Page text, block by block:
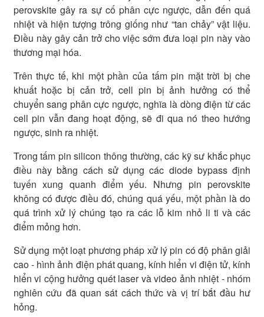
perovskite gây ra sự cố phân cực ngược, dẫn đến quá
nhiệt và hiện tượng trông giống như “tan chảy” vật liệu.
Điều này gây cản trở cho việc sớm đưa loại pin này vào
thương mại hóa.
Trên thực tế, khi một phần của tấm pin mặt trời bị che
khuất hoặc bị cản trở, cell pin bị ảnh hưởng có thể
chuyển sang phân cực ngược, nghĩa là dòng điện từ các
cell pin vẫn đang hoạt động, sẽ đi qua nó theo hướng
ngược, sinh ra nhiệt.
Trong tấm pin silicon thông thường, các kỹ sư khắc phục
điều này bằng cách sử dụng các diode bypass định
tuyến xung quanh điểm yếu. Nhưng pin perovskite
không có được điều đó, chúng quá yếu, một phần là do
quá trình xử lý chúng tạo ra các lỗ kim nhỏ li ti và các
điểm mỏng hơn.
Sử dụng một loạt phương pháp xử lý pin có độ phân giải
cao - hình ảnh điện phát quang, kính hiển vi điện tử, kính
hiển vi cộng hưởng quét laser và video ảnh nhiệt - nhóm
nghiên cứu đã quan sát cách thức và vị trí bắt đầu hư
hỏng.